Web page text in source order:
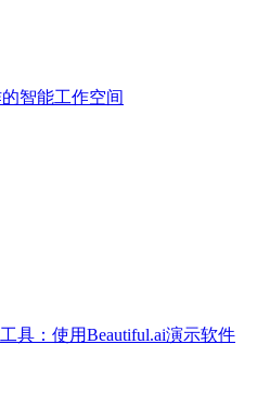
智能工作空间
具：使用Beautiful.ai演示软件